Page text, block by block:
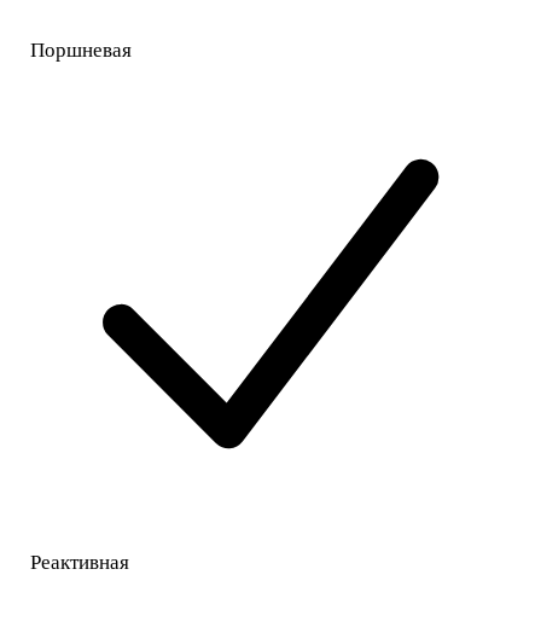
Поршневая
Реактивная